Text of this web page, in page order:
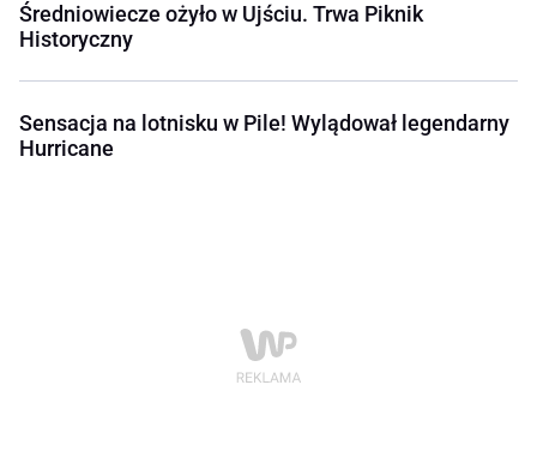
Średniowiecze ożyło w Ujściu. Trwa Piknik
Historyczny
Sensacja na lotnisku w Pile! Wylądował legendarny
Hurricane